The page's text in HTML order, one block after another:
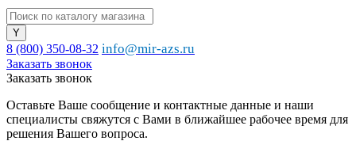
8 (800) 350-08-32 info@mir-azs.ru
Заказать звонок
Заказать звонок
Оставьте Ваше сообщение и контактные данные и наши
специалисты свяжутся с Вами в ближайшее рабочее время для
решения Вашего вопроса.